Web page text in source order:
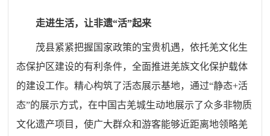
走进生活，让非遗“活”起来
茂县紧紧把握国家政策的宝贵机遇，依托羌文化生
态保护区建设的有利条件，全面推进羌族文化保护载体
的建设工作。精心构筑了活态展示基地，通过“静态+活
态”的展示方式，在中国古羌城生动地展示了众多非物质
文化遗产项目，使广大群众和游客能够近距离地领略羌